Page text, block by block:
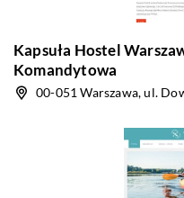
Kapsuła Hostel
Komandytowa
00-051 Warszawa, ul.